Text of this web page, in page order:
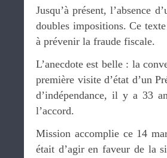
Jusqu’à présent, l’absence
doubles impositions. Ce
à prévenir la fraude fiscale.
L’anecdote est belle : la
première visite d’état d’un
d’indépendance, il y a 33
l’accord.
Mission accomplie ce 14
était d’agir en faveur de la